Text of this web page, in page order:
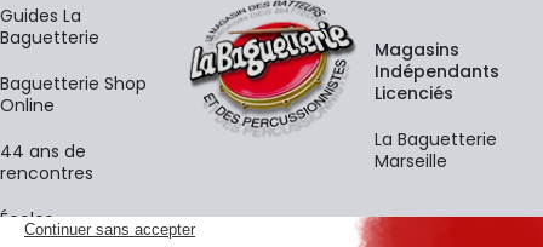
Guides La
Baguetterie
Baguetterie Shop
Online
44 ans de
rencontres
Écoles
Magasins
Indépendants
Licenciés
La Baguetterie
Marseille